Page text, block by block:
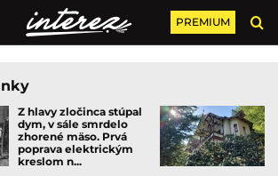
PREMIUM
Z hlavy zločinca stúpal
dym, v sále smrdelo
zhorené mäso. Prvá
poprava elektrickým
kreslom n...